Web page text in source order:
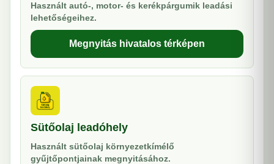
Használt autó-, motor- és kerékpárgumik leadási
lehetőségeihez.
Megnyitás hivatalos térképen
Sütőolaj leadóhely
Használt sütőolaj környezetkímélő
gyűjtőpontjainak megnyitásához.